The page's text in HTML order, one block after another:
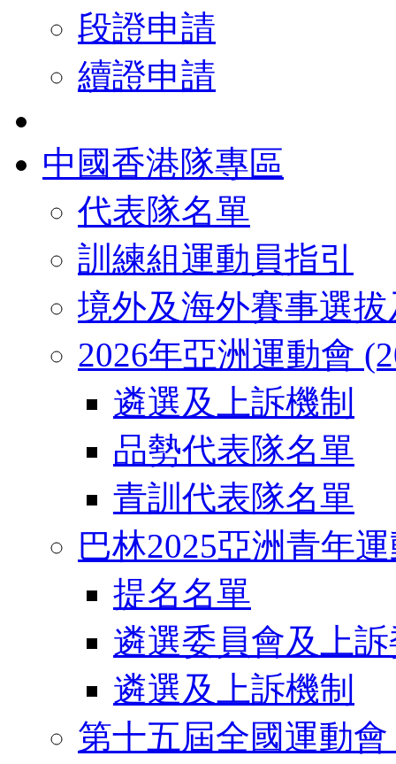
段證申請
續證申請
中國香港隊專區
代表隊名單
訓練組運動員指引
境外及海外賽事選
2026年亞洲運動會
遴選及上訴機制
品勢代表隊名單
青訓代表隊名單
巴林2025亞洲青年
提名名單
遴選委員會及上
遴選及上訴機制
第十五屆全國運動